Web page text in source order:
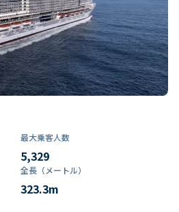
最大乗客人数
5,329
全長（メートル）
323.3m